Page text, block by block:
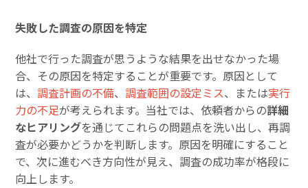
失敗した調査の原因を特定
他社で行った調査が思うような結果を出せなかった場
合、その原因を特定することが重要です。原因として
は、調査計画の不備、調査範囲の設定ミス、または実行
力の不足が考えられます。当社では、依頼者からの詳細
なヒアリングを通じてこれらの問題点を洗い出し、再調
査が必要かどうかを判断します。原因を明確にすること
で、次に進むべき方向性が見え、調査の成功率が格段に
向上します。